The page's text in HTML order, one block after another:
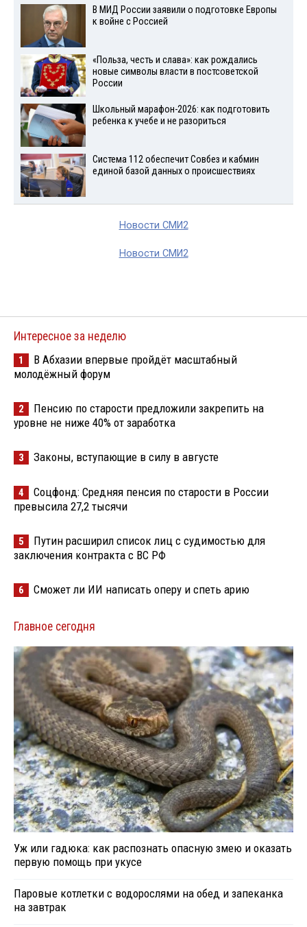
В МИД России заявили о подготовке Европы
к войне с Россией
«Польза, честь и слава»: как рождались
новые символы власти в постсоветской
России
Школьный марафон-2026: как подготовить
ребенка к учебе и не разориться
Система 112 обеспечит Совбез и кабмин
единой базой данных о происшествиях
Новости СМИ2
Новости СМИ2
Интересное за неделю
1
В Абхазии впервые пройдёт масштабный
молодёжный форум
2
Пенсию по старости предложили закрепить на
уровне не ниже 40% от заработка
3 Законы, вступающие в силу в августе
4
Соцфонд: Средняя пенсия по старости в России
превысила 27,2 тысячи
5
Путин расширил список лиц с судимостью для
заключения контракта с ВС РФ
6 Сможет ли ИИ написать оперу и спеть арию
Главное сегодня
Уж или гадюка: как распознать опасную змею и оказать
первую помощь при укусе
Паровые котлетки с водорослями на обед и запеканка
на завтрак